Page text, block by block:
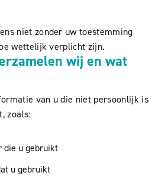
niet zonder uw toestemming
wettelijk verplicht zijn.
wij en wat
van u die niet persoonlijk is
zoals:
die u gebruikt
u gebruikt